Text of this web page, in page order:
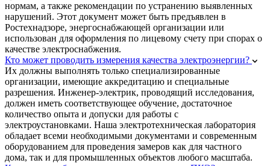
нормам, а также рекомендации по устранению выявленных
нарушений. Этот документ может быть предъявлен в
Ростехнадзоре, энергоснабжающей организации или
использован для оформления по лицевому счету при спорах о
качестве электроснабжения.
Кто может проводить измерения качества электроэнергии?
Их должны выполнять только специализированные
организации, имеющие аккредитацию и специальные
разрешения. Инженер-электрик, проводящий исследования,
должен иметь соответствующее обучение, достаточное
количество опыта и допуски для работы с
электроустановками. Наша электротехническая лаборатория
обладает всеми необходимыми документами и современным
оборудованием для проведения замеров как для частного
дома, так и для промышленных объектов любого масштаба.